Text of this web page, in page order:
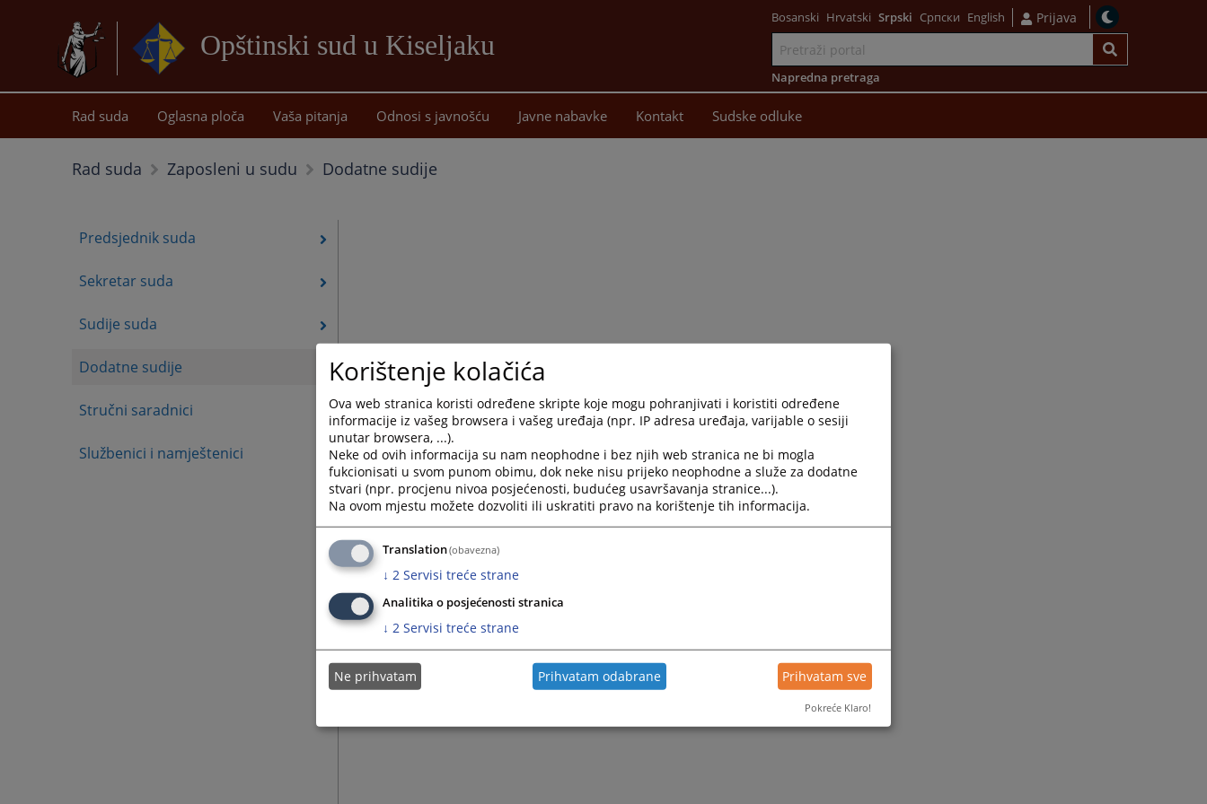
Opštinski sud u Kiseljaku
sadržaj
Bosanski Hrvatski Srpski Српски English Prijava
Napredna pretraga
Rad suda Oglasna ploča Vaša pitanja Odnosi s javnošću Javne nabavke Kontakt Sudske odluke
Rad suda Zaposleni u sudu Dodatne sudije
Predsjednik suda
Sekretar suda
Sudije suda
Dodatne sudije
Stručni saradnici
Službenici i namještenici
Korištenje kolačića
Ova web stranica koristi određene skripte koje mogu pohranjivati i koristiti određene
informacije iz vašeg browsera i vašeg uređaja (npr. IP adresa uređaja, varijable o sesiji
unutar browsera, ...).
Neke od ovih informacija su nam neophodne i bez njih web stranica ne bi mogla
fukcionisati u svom punom obimu, dok neke nisu prijeko neophodne a služe za dodatne
stvari (npr. procjenu nivoa posjećenosti, budućeg usavršavanja stranice...).
Na ovom mjestu možete dozvoliti ili uskratiti pravo na korištenje tih informacija.
Translation(obavezna)
↓ 2 Servisi treće strane
Analitika o posjećenosti stranica
↓ 2 Servisi treće strane
Ne prihvatam Prihvatam odabrane Prihvatam sve
Pokreće Klaro!